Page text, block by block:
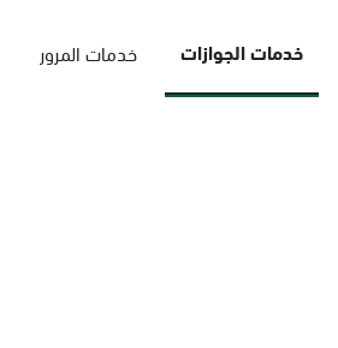
خدمات الجوازات خدمات المرور